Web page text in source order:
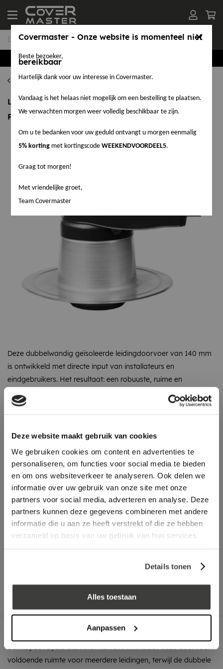
Deze website maakt gebruik van cookies
We gebruiken cookies om content en advertenties te
personaliseren, om functies voor social media te bieden
en om ons websiteverkeer te analyseren. Ook delen we
informatie over uw gebruik van onze site met onze
partners voor social media, adverteren en analyse. Deze
partners kunnen deze gegevens combineren met andere
informatie die u aan ze heeft verstrekt of die ze hebben
verzameld op basis van uw gebruik van hun services.
Details tonen
Alles toestaan
Aanpassen
Kabeldoorvoeren
Leidingdoorvoer prefab DW 140 mm EPDM SA
Flashing (Amerikaans)
Deze dubbelwandig geïsoleerde leidingdoorvoer van 140 mm
is ontwikkeld met directe input van installateurs en
eindgebruikers. Het resultaat: een robuuste, ruime en
log in voor prijs
Laagste prijsin Nederland én België!
Vrijblijvend adviesdoor onze professionals
Bezorgd op werkdagen binnen 48 uur
Klanten beoordelen ons met een ! ⭐⭐⭐⭐⭐
voldoende ruimte voor meerdere leidingen, terwijl de dubbele
Covermaster - Onze website is momenteel niet
bereikbaar
Beste bezoeker,
Hartelijk dank voor uw interesse in Covermaster.
Vandaag is het helaas niet mogelijk om een bestelling te plaatsen.
We verwachten morgen weer volledig beschikbaar te zijn.
Om u te bedanken voor uw geduld ontvangt u morgen eenmalig
5% korting met kortingscodeWEEKENDVOORDEEL5.
Graag tot morgen!
Met vriendelijke groet,
Team Covermaster